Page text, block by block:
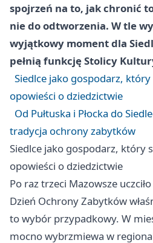
spojrzeń na to, jak chronić
nie do odtworzenia. W tle
wyjątkowy moment dla
pełnią funkcję Stolicy
Siedlce jako gospodarz, który
opowieści o dziedzictwie
Od Pułtuska i Płocka do
tradycja ochrony zabytków
Siedlce jako gospodarz, który
opowieści o dziedzictwie
Po raz trzeci Mazowsze
Dzień Ochrony Zabytków
to wybór przypadkowy. W
mocno wybrzmiewa w